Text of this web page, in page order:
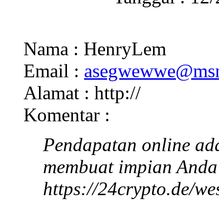
Nama : HenryLem
Email :
Alamat : http://
Komentar :
Pendapatan online
membuat impian
https://24crypto.de/